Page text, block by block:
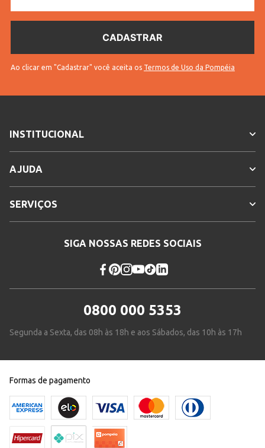
Ao clicar em "Cadastrar" você aceita os Termos de Uso da Pompéia
INSTITUCIONAL
AJUDA
SERVIÇOS
SIGA NOSSAS REDES SOCIAIS
0800 000 5353
Segunda a Sexta, das 08h às 18h e aos Sábados, das 10h às 17h
Formas de pagamento